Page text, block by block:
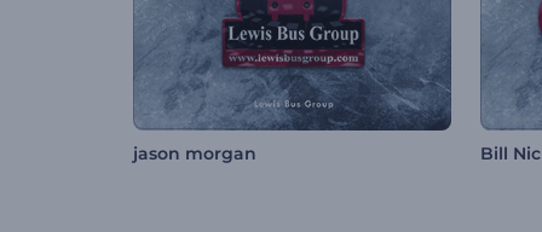
jason morgan Bill